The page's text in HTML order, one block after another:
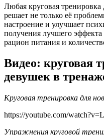
Любая круговая
решает не только её
настроение и улучшает
получения лучшего
рацион питания и
Видео: круговая
девушек в
Круговая тренировка для
https://youtube.com/
Упражнения круговой